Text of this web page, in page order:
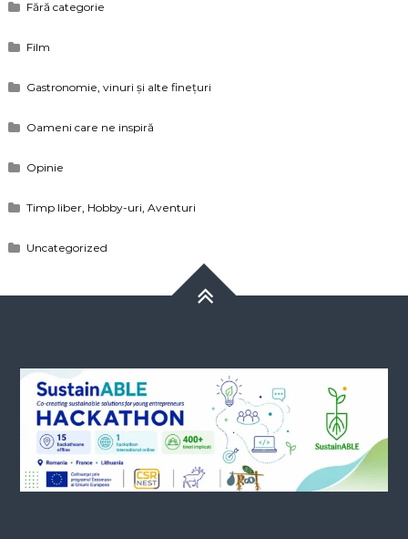
Fără categorie
Film
Gastronomie, vinuri și alte finețuri
Oameni care ne inspiră
Opinie
Timp liber, Hobby-uri, Aventuri
Uncategorized